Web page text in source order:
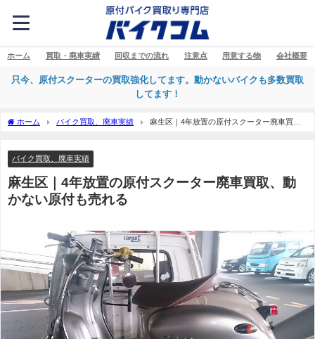
ホーム 買取・廃車実績 回収までの流れ 注意点 用意する物 会社概要
只今、原付スクーターの買取強化してます。動かないバイクも多数買取
してます！
ホーム バイク買取、廃車実績
麻生区｜4年放置の原付スクーター廃車買
バイク買取、廃車実績
麻生区｜4年放置の原付スクーター廃車買取、動
かない原付も売れる